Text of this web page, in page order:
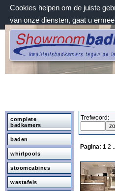
Cookies helpen om de juiste
van onze diensten, gaat u
zaterdag 8 augustus 2026, 20:14
Welkom bij
complete
badkamers
baden
whirlpools
stoomcabines
wastafels
Trefwoord:
Pagina: 1 2